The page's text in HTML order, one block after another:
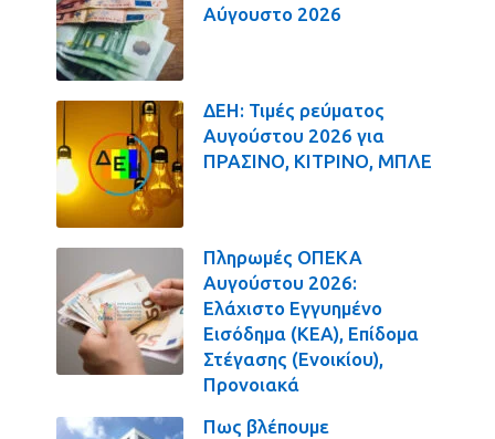
Αύγουστο 2026
ΔΕΗ: Τιμές ρεύματος
Αυγούστου 2026 για
ΠΡΑΣΙΝΟ, ΚΙΤΡΙΝΟ, ΜΠΛΕ
Πληρωμές ΟΠΕΚΑ
Αυγούστου 2026:
Ελάχιστο Εγγυημένο
Εισόδημα (ΚΕΑ), Επίδομα
Στέγασης (Ενοικίου),
Προνοιακά
Πως βλέπουμε